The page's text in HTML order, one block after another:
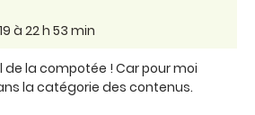
à 22 h 53 min
de la compotée ! Car pour moi
la catégorie des contenus.